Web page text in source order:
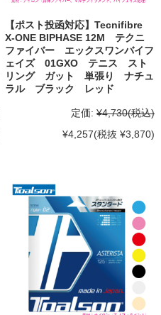
【ポスト投函対応】Tecnifibre
X-ONE BIPHASE 12M テクニ
ファイバー エックスワンバイフ
ェイズ 01GXO テニス スト
リング ガット 単張り ナチュ
ラル ブラック レッド
定価: ¥4,730(税込)
¥4,257(税抜 ¥3,870)